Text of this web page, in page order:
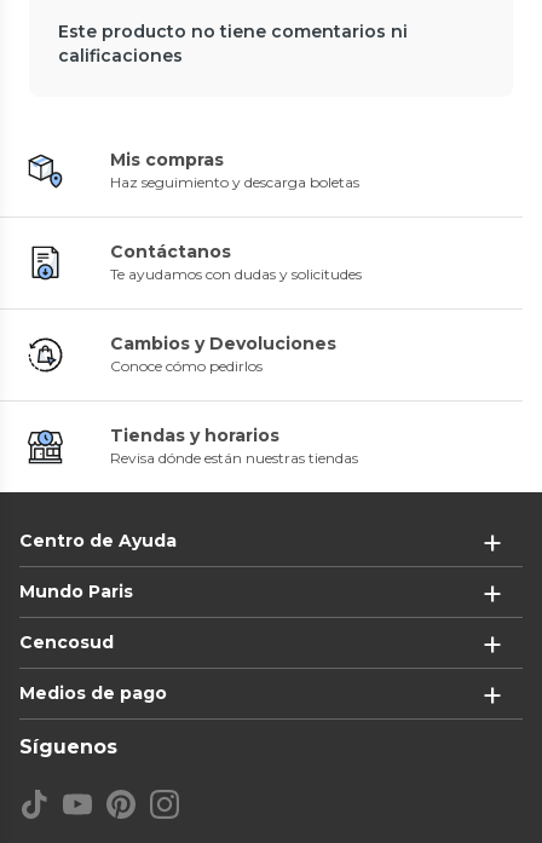
Este producto no tiene comentarios ni
calificaciones
Mis compras
Haz seguimiento y descarga boletas
Contáctanos
Te ayudamos con dudas y solicitudes
Cambios y Devoluciones
Conoce cómo pedirlos
Tiendas y horarios
Revisa dónde están nuestras tiendas
Centro de Ayuda
Mundo Paris
Cencosud
Medios de pago
Síguenos